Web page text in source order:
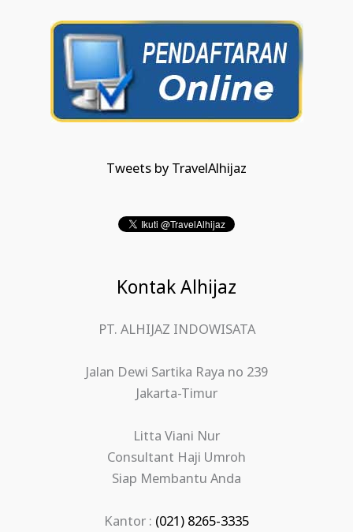
Tweets by TravelAlhijaz
Kontak Alhijaz
PT. ALHIJAZ INDOWISATA
Jalan Dewi Sartika Raya no 239
Jakarta-Timur
Litta Viani Nur
Consultant Haji Umroh
Siap Membantu Anda
Kantor : (021) 8265-3335